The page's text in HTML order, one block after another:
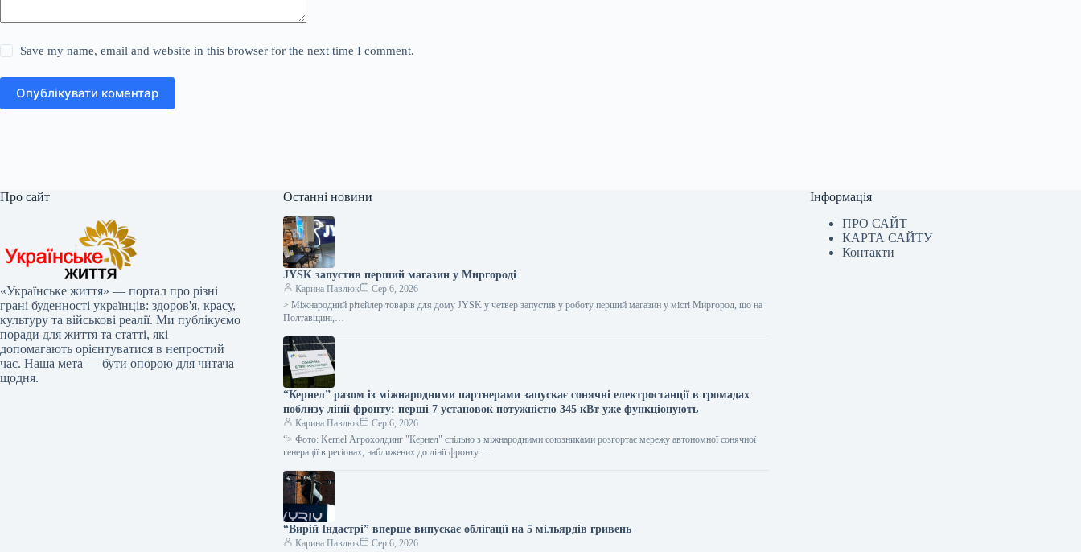
Save my name, email and website in this browser for the next time I comment.
Опублікувати коментар
Про сайт
«Українське життя» — портал про різні
грані буденності українців: здоров'я, красу,
культуру та військові реалії. Ми публікуємо
поради для життя та статті, які
допомагають орієнтуватися в непростий
час. Наша мета — бути опорою для читача
щодня.
Останні новини
JYSK запустив перший магазин у Миргороді
Карина Павлюк
Сер 6, 2026
> Міжнародний рітейлер товарів для дому JYSK у четвер запустив у роботу перший магазин у місті Миргород, що на
Полтавщині,…
“Кернел” разом із міжнародними партнерами запускає сонячні електростанції в громадах
поблизу лінії фронту: перші 7 установок потужністю 345 кВт уже функціонують
Карина Павлюк
Сер 6, 2026
“> Фото: Kernel Агрохолдинг "Кернел" спільно з міжнародними союзниками розгортає мережу автономної сонячної
генерації в регіонах, наближених до лінії фронту:…
“Вирій Індастрі” вперше випускає облігації на 5 мільярдів гривень
Карина Павлюк Сер 6, 2026
Інформація
ПРО САЙТ
КАРТА САЙТУ
Контакти